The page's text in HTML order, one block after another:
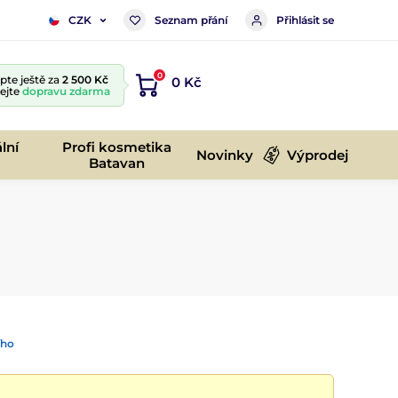
CZK Seznam přání Přihlásit se
ještě za 2 500 Kč
dopravu zdarma
0 0 Kč
Profi kosmetika
Batavan
Novinky Výprodej